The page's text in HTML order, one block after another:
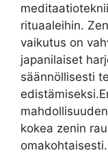
rituaaleihin.
vaikutus on
japanilaiset
säännöllisesti
kokea zenin
omakohtaisesti.